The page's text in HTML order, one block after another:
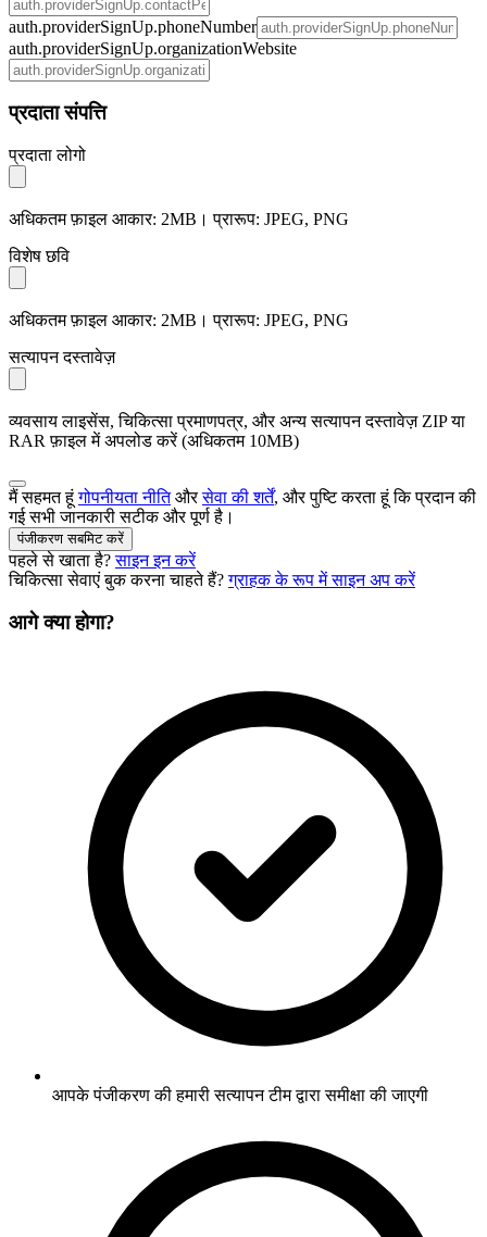
auth.providerSignUp.phoneNumber
auth.providerSignUp.organizationWebsite
प्रदाता संपत्ति
प्रदाता लोगो
अधिकतम फ़ाइल आकार: 2MB। प्रारूप: JPEG, PNG
विशेष छवि
अधिकतम फ़ाइल आकार: 2MB। प्रारूप: JPEG, PNG
सत्यापन दस्तावेज़
व्यवसाय लाइसेंस, चिकित्सा प्रमाणपत्र, और अन्य सत्यापन दस्तावेज़ ZIP या
RAR फ़ाइल में अपलोड करें (अधिकतम 10MB)
मैं सहमत हूं गोपनीयता नीति और सेवा की शर्तें, और पुष्टि करता हूं कि प्रदान की
गई सभी जानकारी सटीक और पूर्ण है।
पंजीकरण सबमिट करें
पहले से खाता है? साइन इन करें
चिकित्सा सेवाएं बुक करना चाहते हैं? ग्राहक के रूप में साइन अप करें
आगे क्या होगा?
आपके पंजीकरण की हमारी सत्यापन टीम द्वारा समीक्षा की जाएगी